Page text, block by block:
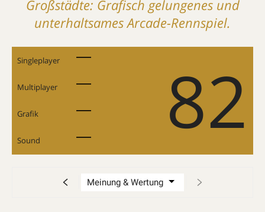
Groß­städte: Grafisch gelungenes und
unterhaltsames Arcade-Rennspiel.
Singleplayer 82
Multiplayer
Grafik
Sound